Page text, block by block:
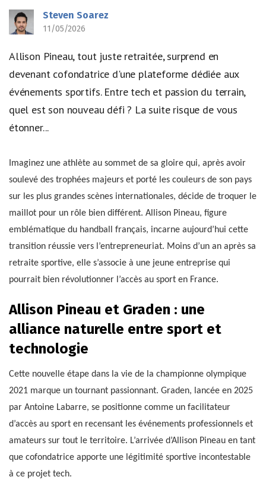
Steven Soarez
11/05/2026
Allison Pineau, tout juste retraitée, surprend en
devenant cofondatrice d'une plateforme dédiée aux
événements sportifs. Entre tech et passion du terrain,
quel est son nouveau défi ? La suite risque de vous
étonner...
Imaginez une athlète au sommet de sa gloire qui, après avoir
soulevé des trophées majeurs et porté les couleurs de son pays
sur les plus grandes scènes internationales, décide de troquer le
maillot pour un rôle bien différent. Allison Pineau, figure
emblématique du handball français, incarne aujourd’hui cette
transition réussie vers l’entrepreneuriat. Moins d’un an après sa
retraite sportive, elle s’associe à une jeune entreprise qui
pourrait bien révolutionner l’accès au sport en France.
Allison Pineau et Graden : une
alliance naturelle entre sport et
technologie
Cette nouvelle étape dans la vie de la championne olympique
2021 marque un tournant passionnant. Graden, lancée en 2025
par Antoine Labarre, se positionne comme un facilitateur
d’accès au sport en recensant les événements professionnels et
amateurs sur tout le territoire. L’arrivée d’Allison Pineau en tant
que cofondatrice apporte une légitimité sportive incontestable
à ce projet tech.